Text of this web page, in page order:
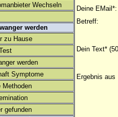
Wechseln
werden
zu Hause
werden
Symptome
Methoden
gefunden
Deine EMail*:
Betreff:
Dein Text*
Ergebnis aus